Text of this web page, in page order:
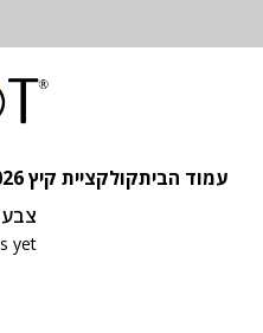
עמוד הביתקולקציית קיץ 2026
צבע
yet